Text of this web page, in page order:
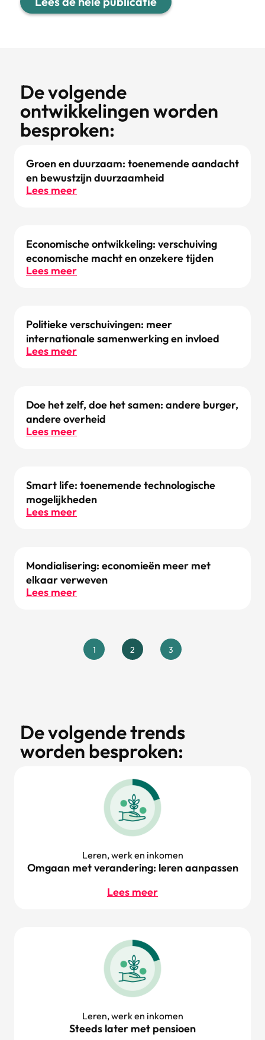
De volgende
ontwikkelingen worden
besproken:
Groen en duurzaam: toenemende aandacht
en bewustzijn duurzaamheid
Lees meer
Economische ontwikkeling: verschuiving
economische macht en onzekere tijden
Lees meer
Politieke verschuivingen: meer
internationale samenwerking en invloed
Lees meer
Doe het zelf, doe het samen: andere burger,
andere overheid
Lees meer
Smart life: toenemende technologische
mogelijkheden
Lees meer
Mondialisering: economieën meer met
elkaar verweven
Lees meer
1 2 3
De volgende trends
worden besproken:
Leren, werk en inkomen
Omgaan met verandering: leren aanpassen
Lees meer
Leren, werk en inkomen
Steeds later met pensioen